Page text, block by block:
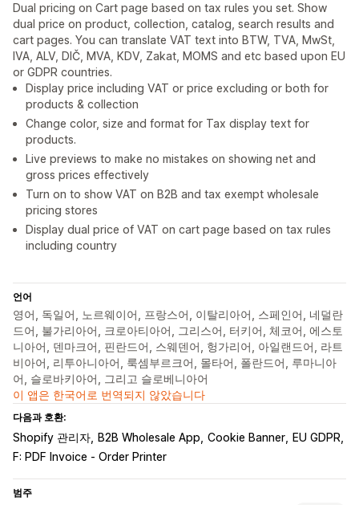
Dual pricing on Cart page based on tax rules you set. Show
dual price on product, collection, catalog, search results and
cart pages. You can translate VAT text into BTW, TVA, MwSt,
IVA, ALV, DIČ, MVA, KDV, Zakat, MOMS and etc based upon EU
or GDPR countries.
Display price including VAT or price excluding or both for
products & collection
Change color, size and format for Tax display text for
products.
Live previews to make no mistakes on showing net and
gross prices effectively
Turn on to show VAT on B2B and tax exempt wholesale
pricing stores
Display dual price of VAT on cart page based on tax rules
including country
언어
영어, 독일어, 노르웨이어, 프랑스어, 이탈리아어, 스페인어, 네덜란
드어, 불가리아어, 크로아티아어, 그리스어, 터키어, 체코어, 에스토
니아어, 덴마크어, 핀란드어, 스웨덴어, 헝가리어, 아일랜드어, 라트
비아어, 리투아니아어, 룩셈부르크어, 몰타어, 폴란드어, 루마니아
어, 슬로바키아어, 그리고 슬로베니아어
이 앱은 한국어로 번역되지 않았습니다
다음과 호환:
Shopify 관리자 B2B Wholesale App Cookie Banner
EU GDPR
F: PDF Invoice ‑ Order Printer
범주